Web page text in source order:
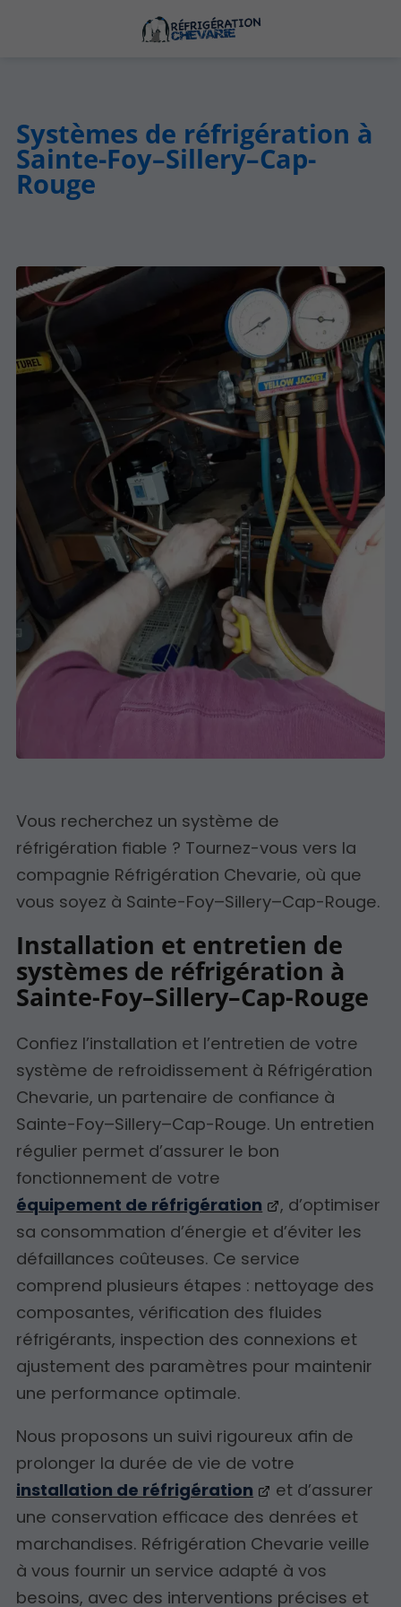
Systèmes de réfrigération à
Sainte-Foy–Sillery–Cap-
Rouge
Vous recherchez un système de
réfrigération fiable ? Tournez-vous vers la
compagnie Réfrigération Chevarie, où que
vous soyez à Sainte-Foy–Sillery–Cap-Rouge.
Installation et entretien de
systèmes de réfrigération à
Sainte-Foy–Sillery–Cap-Rouge
Confiez l’installation et l’entretien de votre
système de refroidissement à Réfrigération
Chevarie, un partenaire de confiance à
Sainte-Foy–Sillery–Cap-Rouge. Un entretien
régulier permet d’assurer le bon
fonctionnement de votre
équipement de réfrigération
, d’optimiser
sa consommation d’énergie et d’éviter les
défaillances coûteuses. Ce service
comprend plusieurs étapes : nettoyage des
composantes, vérification des fluides
réfrigérants, inspection des connexions et
ajustement des paramètres pour maintenir
une performance optimale.
Nous proposons un suivi rigoureux afin de
prolonger la durée de vie de votre
installation de réfrigération
et d’assurer
une conservation efficace des denrées et
marchandises. Réfrigération Chevarie veille
à vous fournir un service adapté à vos
besoins, avec des interventions précises et